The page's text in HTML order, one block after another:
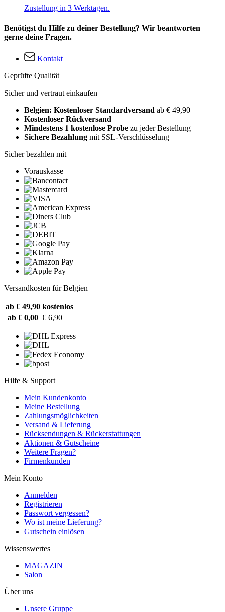
Zustellung in 3 Werktagen.
Benötigst du Hilfe zu deiner Bestellung? Wir beantworten
gerne deine Fragen.
Kontakt
Geprüfte Qualität
Sicher und vertraut einkaufen
Belgien: Kostenloser Standardversand ab € 49,90
Kostenloser Rückversand
Mindestens 1 kostenlose Probe zu jeder Bestellung
Sichere Bezahlung mit SSL-Verschlüsselung
Sicher bezahlen mit
Vorauskasse
Versandkosten für Belgien
ab € 49,90 kostenlos
ab € 0,00 € 6,90
Hilfe & Support
Mein Kundenkonto
Meine Bestellung
Zahlungsmöglichkeiten
Versand & Lieferung
Rücksendungen & Rückerstattungen
Aktionen & Gutscheine
Weitere Fragen?
Firmenkunden
Mein Konto
Anmelden
Registrieren
Passwort vergessen?
Wo ist meine Lieferung?
Gutschein einlösen
Wissenswertes
MAGAZIN
Salon
Über uns
Unsere Gruppe